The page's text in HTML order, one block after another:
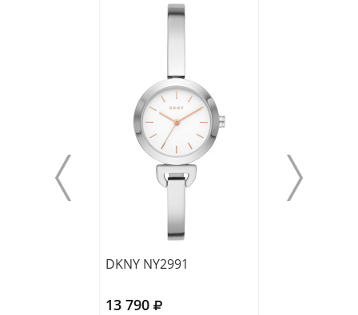
DKNY NY2991
13 790